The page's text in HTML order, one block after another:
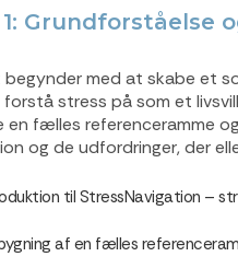
Grundforståelse
med at skabe et
stress på som et
en fælles referenceramme
og de udfordringer, der
til StressNavigation –
af en fælles